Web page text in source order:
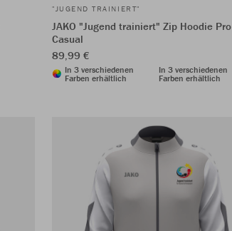
"JUGEND TRAINIERT"
JAKO "Jugend trainiert" Zip Hoodie Pro
Casual
89,99 €
In 3 verschiedenen
Farben erhältlich
In 3 verschiedenen
Farben erhältlich